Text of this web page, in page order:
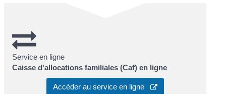
Service en ligne
Caisse d'allocations familiales (Caf) en ligne
Accéder au service en ligne